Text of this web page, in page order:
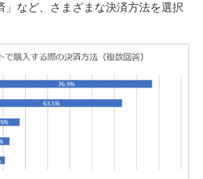
」など、さまざまな決済方法を選択